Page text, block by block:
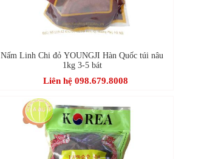
Nấm Linh Chi đỏ YOUNGJI Hàn Quốc túi nâu
1kg 3-5 bát
Liên hệ 098.679.8008